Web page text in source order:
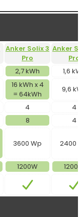
Anker Solix 3
Pro
Anker
Pro
2,7 kWh
1,6
16 kWh x 4
= 64kWh
9,6
4
4
8 4
3600 Wp 2400
1200W